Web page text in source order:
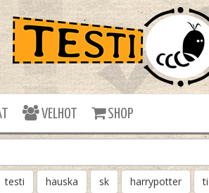
VELHOT SHOP
testi hauska sk harrypotter